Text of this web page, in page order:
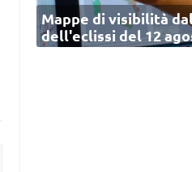
Mappe di visibilità
dell'eclissi del 12